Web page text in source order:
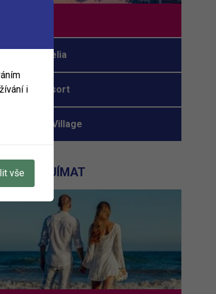
Ephelia
Island Resort
Patatran Village
VÁS ZAJÍMAT
i
vše